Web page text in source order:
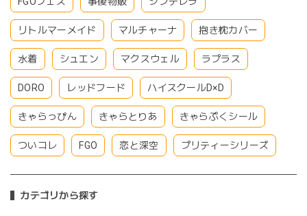
リトルマーメイド マルチャーナ 抱き枕カバー
水着 シュエン マクスウェル ラプラス
DORO レッドフード ハイスクールD×D
きゃらっぴん きゃらとりあ きゃらぷくシール
ついコレ FGO 恋と深空 プリティーシリーズ
カテゴリから探す